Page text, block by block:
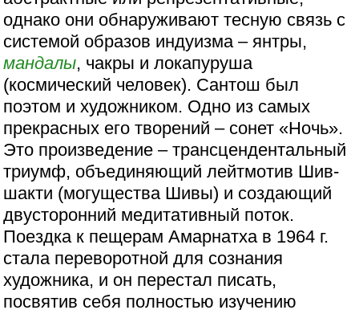
однако они обнаруживают тесную связь с
системой образов индуизма – янтры,
мандалы, чакры и локапуруша
(космический человек). Сантош был
поэтом и художником. Одно из самых
прекрасных его творений – сонет «Ночь».
Это произведение – трансцендентальный
триумф, объединяющий лейтмотив Шив-
шакти (могущества Шивы) и создающий
двусторонний медитативный поток.
Поездка к пещерам Амарнатха в 1964 г.
стала переворотной для сознания
художника, и он перестал писать,
посвятив себя полностью изучению